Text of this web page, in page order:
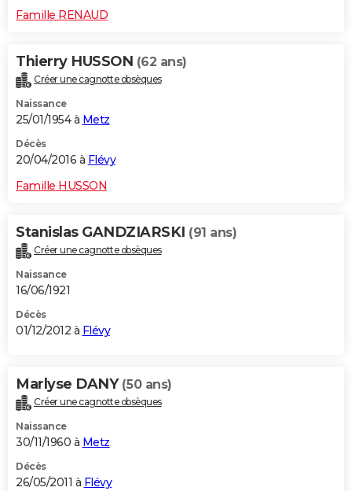
Famille RENAUD
Thierry HUSSON (62 ans)
Créer une cagnotte obsèques
Naissance
25/01/1954 à Metz
Décès
20/04/2016 à Flévy
Famille HUSSON
Stanislas GANDZIARSKI (91 ans)
Créer une cagnotte obsèques
Naissance
16/06/1921
Décès
01/12/2012 à Flévy
Marlyse DANY (50 ans)
Créer une cagnotte obsèques
Naissance
30/11/1960 à Metz
Décès
26/05/2011 à Flévy